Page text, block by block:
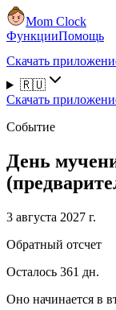
Mom Clock
ФункцииПомощь
Скачать
🇷🇺
Скачать
Событие
День
3 августа 2027 г.
Обратный отсчет
Осталось 361 дн.
Оно начинается в